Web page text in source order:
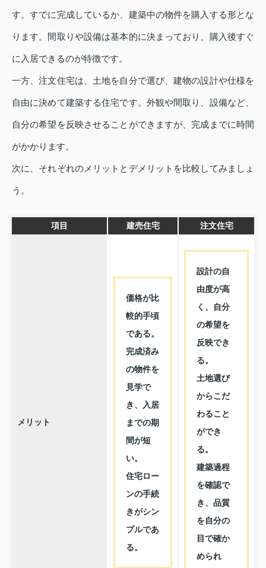
す。すでに完成しているか、建築中の物件を購入する形とな
ります。間取りや設備は基本的に決まっており、購入後すぐ
に入居できるのが特徴です。
一方、注文住宅は、土地を自分で選び、建物の設計や仕様を
自由に決めて建築する住宅です。外観や間取り、設備など、
自分の希望を反映させることができますが、完成までに時間
がかかります。
次に、それぞれのメリットとデメリットを比較してみましょ
う。
項目 建売住宅 注文住宅
メリット
価格が比
較的手頃
である。
完成済み
の物件を
見学で
き、入居
までの期
間が短
い。
住宅ロー
ンの手続
きがシン
プルであ
る。
設計の自
由度が高
く、自分
の希望を
反映でき
る。
土地選び
からこだ
わること
ができ
る。
建築過程
を確認で
き、品質
を自分の
目で確か
められ